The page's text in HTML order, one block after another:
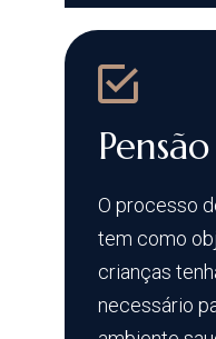
O processo
tem como
crianças
necessário